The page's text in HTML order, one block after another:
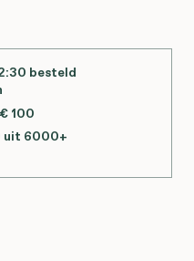
besteld
100
uit 6000+